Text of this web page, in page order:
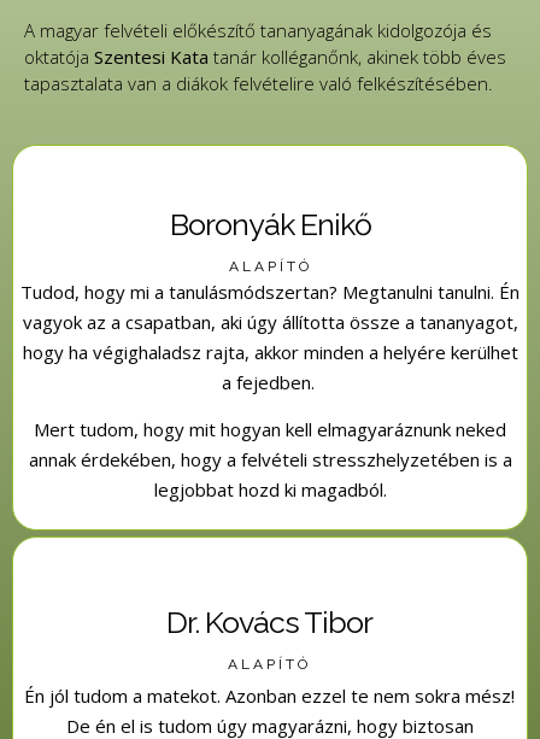
A magyar felvételi előkészítő tananyagának kidolgozója és
oktatója Szentesi Kata tanár kolléganőnk, akinek több éves
tapasztalata van a diákok felvételire való felkészítésében.
Boronyák Enikő
ALAPÍTÓ
Tudod, hogy mi a tanulásmódszertan? Megtanulni tanulni. Én
vagyok az a csapatban, aki úgy állította össze a tananyagot,
hogy ha végighaladsz rajta, akkor minden a helyére kerülhet
a fejedben.
Mert tudom, hogy mit hogyan kell elmagyaráznunk neked
annak érdekében, hogy a felvételi stresszhelyzetében is a
legjobbat hozd ki magadból.
Dr. Kovács Tibor
ALAPÍTÓ
Én jól tudom a matekot. Azonban ezzel te nem sokra mész!
De én el is tudom úgy magyarázni, hogy biztosan